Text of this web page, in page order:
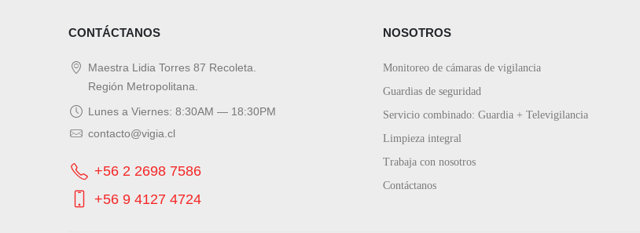
CONTÁCTANOS
Maestra Lidia Torres 87 Recoleta.
Región Metropolitana.
Lunes a Viernes: 8:30AM — 18:30PM
contacto@vigia.cl
+56 2 2698 7586
+56 9 4127 4724
NOSOTROS
Monitoreo de cámaras de vigilancia
Guardias de seguridad
Servicio combinado: Guardia + Televigilancia
Limpieza integral
Trabaja con nosotros
Contáctanos